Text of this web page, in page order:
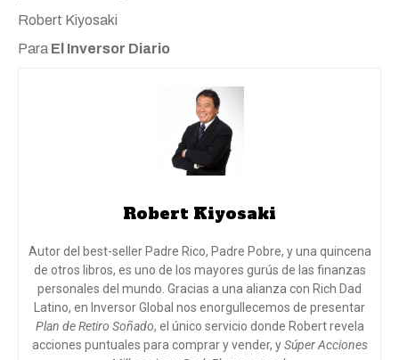
Robert Kiyosaki
Para El Inversor Diario
Robert Kiyosaki
Autor del best-seller Padre Rico, Padre Pobre, y una quincena
de otros libros, es uno de los mayores gurús de las finanzas
personales del mundo. Gracias a una alianza con Rich Dad
Latino, en Inversor Global nos enorgullecemos de presentar
Plan de Retiro Soñado, el único servicio donde Robert revela
acciones puntuales para comprar y vender, ySúper Acciones